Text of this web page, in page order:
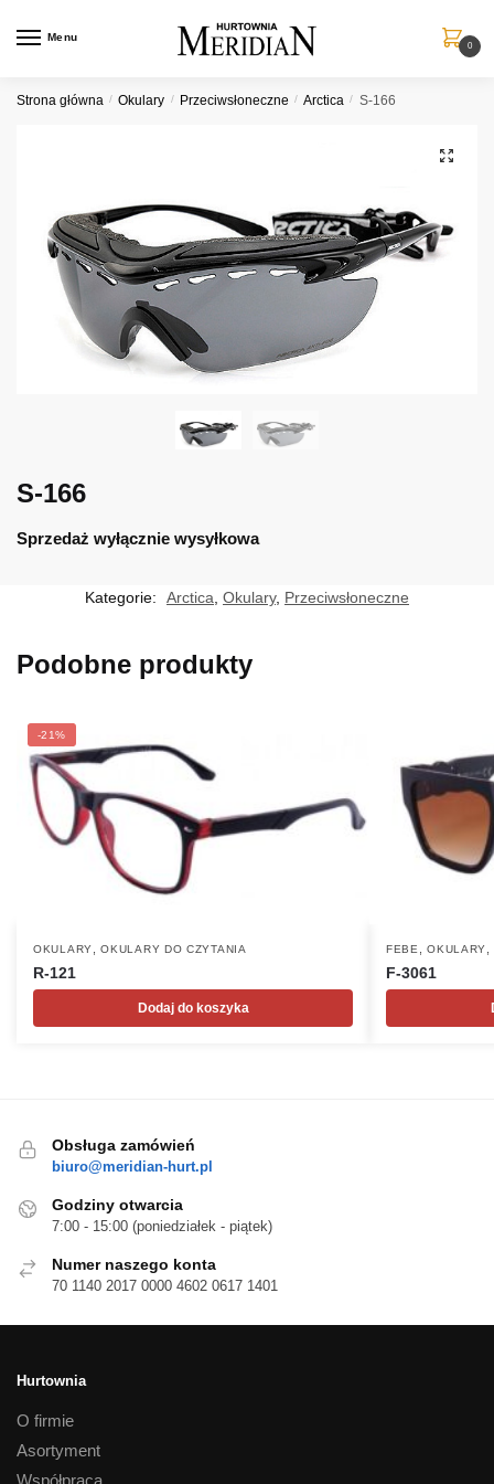
Menu
0
Strona główna / Okulary / Przeciwsłoneczne / Arctica / S-166
S-166
Sprzedaż wyłącznie wysyłkowa
Kategorie: Arctica Okulary, Przeciwsłoneczne
Podobne produkty
-21%
OKULARY ,OKULARY DO CZYTANIA
R-121
Dodaj do koszyka
FEBE ,OKULARY
F-3061
Obsługa zamówień
biuro@meridian-hurt.pl
Godziny otwarcia
7:00 - 15:00 (poniedziałek - piątek)
Numer naszego konta
70 1140 2017 0000 4602 0617 1401
Hurtownia
O firmie
Asortyment